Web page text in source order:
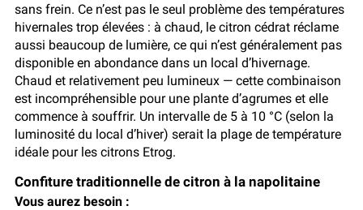
sans frein. Ce n’est pas le seul problème des températures
hivernales trop élevées : à chaud, le citron cédrat réclame
aussi beaucoup de lumière, ce qui n’est généralement pas
disponible en abondance dans un local d’hivernage.
Chaud et relativement peu lumineux — cette combinaison
est incompréhensible pour une plante d’agrumes et elle
commence à souffrir. Un intervalle de 5 à 10 °C (selon la
luminosité du local d’hiver) serait la plage de température
idéale pour les citrons Etrog.
Confiture traditionnelle de citron à la napolitaine
Vous aurez besoin :